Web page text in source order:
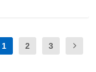
1 2 3